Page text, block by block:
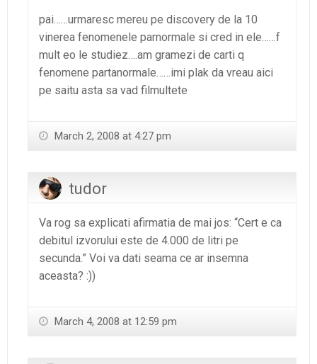
pai……urmaresc mereu pe discovery de la 10
vinerea fenomenele parnormale si cred in ele……f
mult eo le studiez….am gramezi de carti q
fenomene partanormale……imi plak da vreau aici
pe saitu asta sa vad filmultete
March 2, 2008 at 4:27 pm
tudor
Va rog sa explicati afirmatia de mai jos: “Cert e ca
debitul izvorului este de 4.000 de litri pe
secunda.” Voi va dati seama ce ar insemna
aceasta? :))
March 4, 2008 at 12:59 pm